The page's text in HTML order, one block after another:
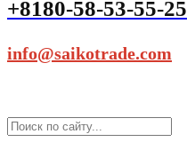
+8180-58-53-55-25
info@saikotrade.com